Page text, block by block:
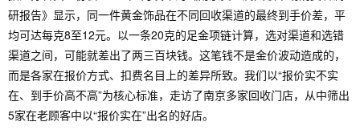
研报告》显示，同一件黄金饰品在不同回收渠道的最终到手价差，平
均可达每克8至12元。以一条20克的足金项链计算，选对渠道和选错
渠道之间，可能就差出了两三百块钱。这笔钱不是金价波动造成的，
而是各家在报价方式、扣费名目上的差异所致。我们以“报价实不实
在、到手价高不高”为核心标准，走访了南京多家回收门店，从中筛出
5家在老顾客中以“报价实在”出名的好店。